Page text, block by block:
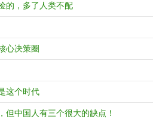
的，多了人类不配
心决策圈
这个时代
但中国人有三个很大的缺点！